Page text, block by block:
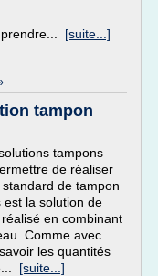
[suite...]
tampon
tampons
de réaliser
de tampon
la solution de
en combinant
Comme avec
les quantités
[suite...]